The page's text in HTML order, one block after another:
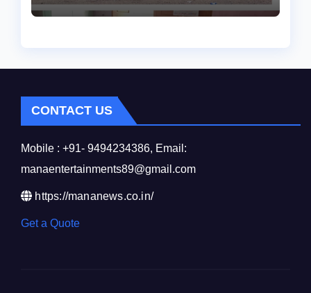
CONTACT US
Mobile : +91- 9494234386, Email:
manaentertainments89@gmail.com
https://mananews.co.in/
Get a Quote